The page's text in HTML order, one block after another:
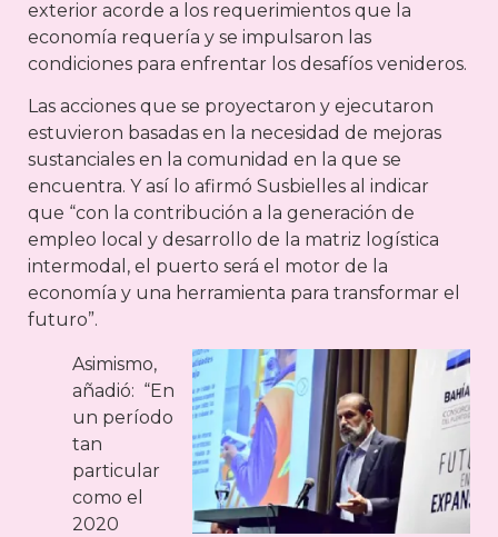
exterior acorde a los requerimientos que la
economía requería y se impulsaron las
condiciones para enfrentar los desafíos venideros.
Las acciones que se proyectaron y ejecutaron
estuvieron basadas en la necesidad de mejoras
sustanciales en la comunidad en la que se
encuentra. Y así lo afirmó Susbielles al indicar
que “con la contribución a la generación de
empleo local y desarrollo de la matriz logística
intermodal, el puerto será el motor de la
economía y una herramienta para transformar el
futuro”.
Asimismo,
añadió: “En
un período
tan
particular
como el
2020